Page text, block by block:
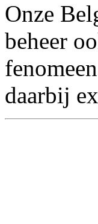
Onze
beheer
daarbij